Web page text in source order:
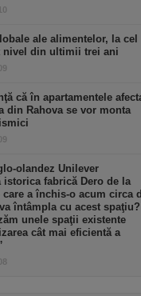
ale alimentelor, la cel
nivel din ultimii trei ani
că în apartamentele
din Rahova se vor monta
olandez Unilever
istorica fabrică Dero de la
care a închis-o acum circa
întâmpla cu acest spaţiu?
unele spaţii existente
cât mai eficientă a